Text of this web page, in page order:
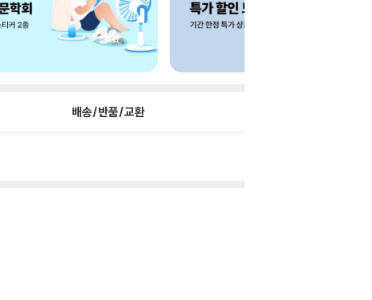
배송/반품/교환